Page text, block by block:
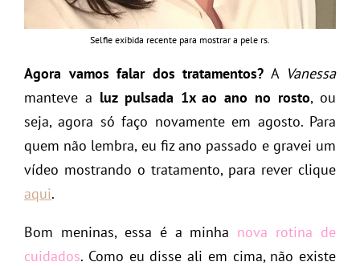
Selfie exibida recente para mostrar a pele rs.
Agora vamos falar dos tratamentos? A Vanessa
manteve a luz pulsada 1x ao ano no rosto, ou
seja, agora só faço novamente em agosto. Para
quem não lembra, eu fiz ano passado e gravei um
vídeo mostrando o tratamento, para rever clique
aqui.
Bom meninas, essa é a minha nova rotina de
cuidados. Como eu disse ali em cima, não existe